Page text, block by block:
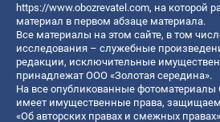
https://www.obozrevatel.com, на которой
материал в первом абзаце материала.
Все материалы на этом сайте, в том
исследования – служебные
редакции, исключительные
принадлежат ООО «Золотая середина».
На все опубликованные фотоматериалы
имеет имущественные права,
«Об авторских правах и смежных